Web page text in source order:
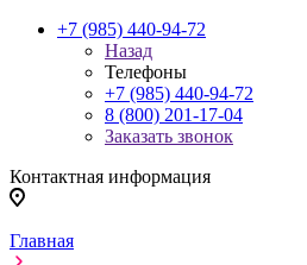
+7 (985) 440-94-72
Назад
Телефоны
+7 (985) 440-94-72
8 (800) 201-17-04
Заказать звонок
Контактная информация
Главная